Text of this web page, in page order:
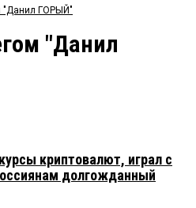
Мнения
Рейтинги
"Данил ГОРЫЙ"
"Данил
криптовалют, играл с
долгожданный